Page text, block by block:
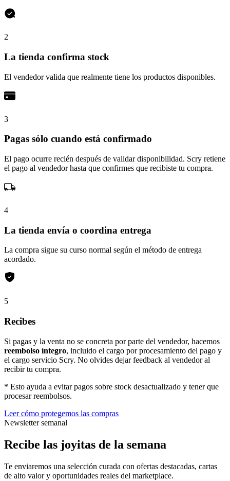
2
La tienda confirma stock
El vendedor valida que realmente tiene los productos disponibles.
3
Pagas sólo cuando está confirmado
El pago ocurre recién después de validar disponibilidad. Scry retiene
el pago al vendedor hasta que confirmes que recibiste tu compra.
4
La tienda envía o coordina entrega
La compra sigue su curso normal según el método de entrega
acordado.
5
Recibes
Si pagas y la venta no se concreta por parte del vendedor, hacemos
reembolso íntegro, incluido el cargo por procesamiento del pago y
el cargo servicio Scry. No olvides dejar feedback al vendedor al
recibir tu compra.
* Esto ayuda a evitar pagos sobre stock desactualizado y tener que
procesar reembolsos.
Leer cómo protegemos las compras
Newsletter semanal
Recibe las joyitas de la semana
Te enviaremos una selección curada con ofertas destacadas, cartas
de alto valor y oportunidades reales del marketplace.